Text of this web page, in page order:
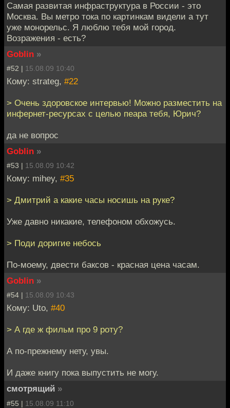
Самая развитая инфраструктура в России - это
Москва. Вы метро тока по картинкам видели а тут
уже монорельс. Я люблю тебя мой город.
Возражения - есть?
Goblin »
#52 | 15.08.09 10:40
Кому: strateg, #22
> Очень здоровское интервью! Можно разместить на
инфернет-ресурсах с целью пеара тебя, Юрич?
да не вопрос
Goblin »
#53 | 15.08.09 10:42
Кому: mihey, #35
> Дмитрий а какие часы носишь на руке?
Уже давно никакие, телефоном обхожусь.
> Поди доригие небось
По-моему, двести баксов - красная цена часам.
Goblin »
#54 | 15.08.09 10:43
Кому: Uto, #40
> А где ж фильм про 9 роту?
А по-прежнему нету, увы.
И даже книгу пока выпустить не могу.
смотрящий »
#55 | 15.08.09 11:10